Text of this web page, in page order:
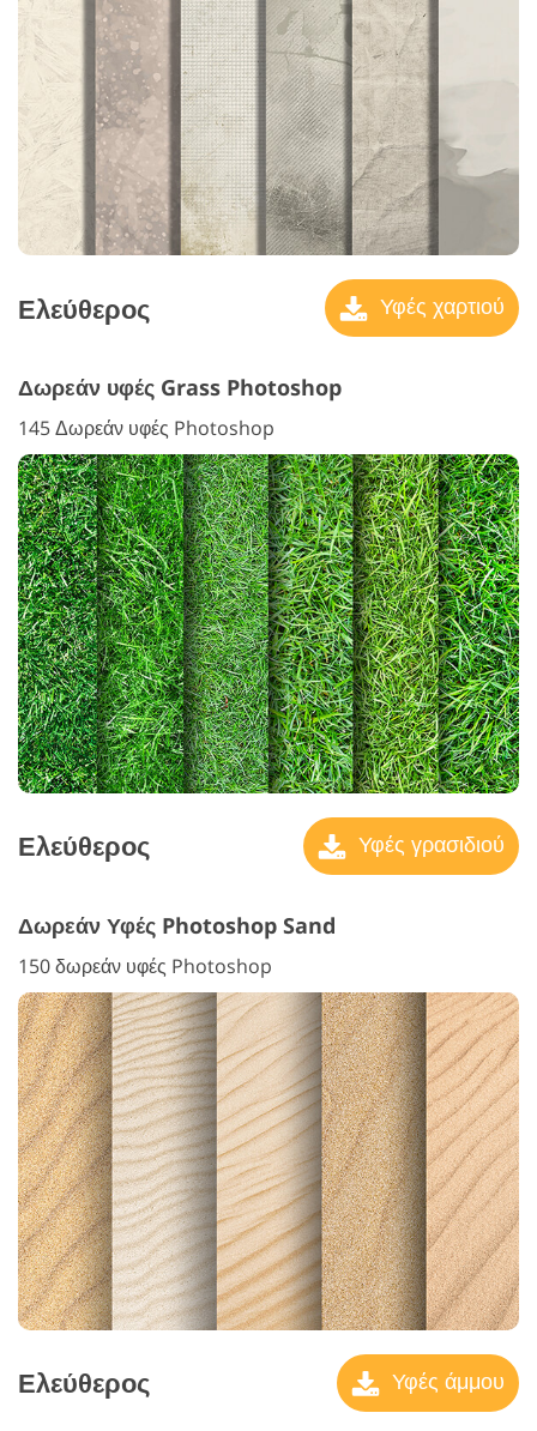
Ελεύθερος Υφές χαρτιού
Δωρεάν υφές Grass Photoshop
145 Δωρεάν υφές Photoshop
Ελεύθερος Υφές γρασιδιού
Δωρεάν Υφές Photoshop Sand
150 δωρεάν υφές Photoshop
Ελεύθερος Υφές άμμου